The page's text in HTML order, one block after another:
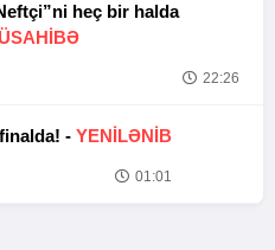
heç bir halda
22:26
- YENİLƏNİB
01:01